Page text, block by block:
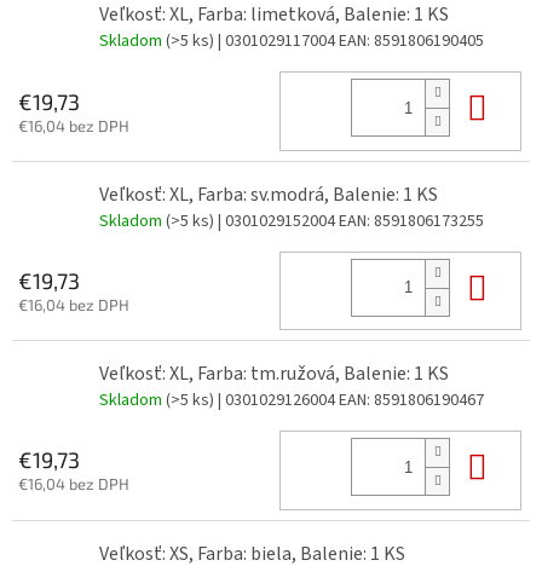
Veľkosť: XL, Farba: limetková, Balenie: 1 KS
Skladom (>5 ks) | 0301029117004EAN: 8591806190405
€19,73
€16,04 bez DPH
Veľkosť: XL, Farba: sv.modrá, Balenie: 1 KS
Skladom (>5 ks) | 0301029152004EAN: 8591806173255
€19,73
€16,04 bez DPH
Veľkosť: XL, Farba: tm.ružová, Balenie: 1 KS
Skladom (>5 ks) | 0301029126004EAN: 8591806190467
€19,73
€16,04 bez DPH
Veľkosť: XS, Farba: biela, Balenie: 1 KS